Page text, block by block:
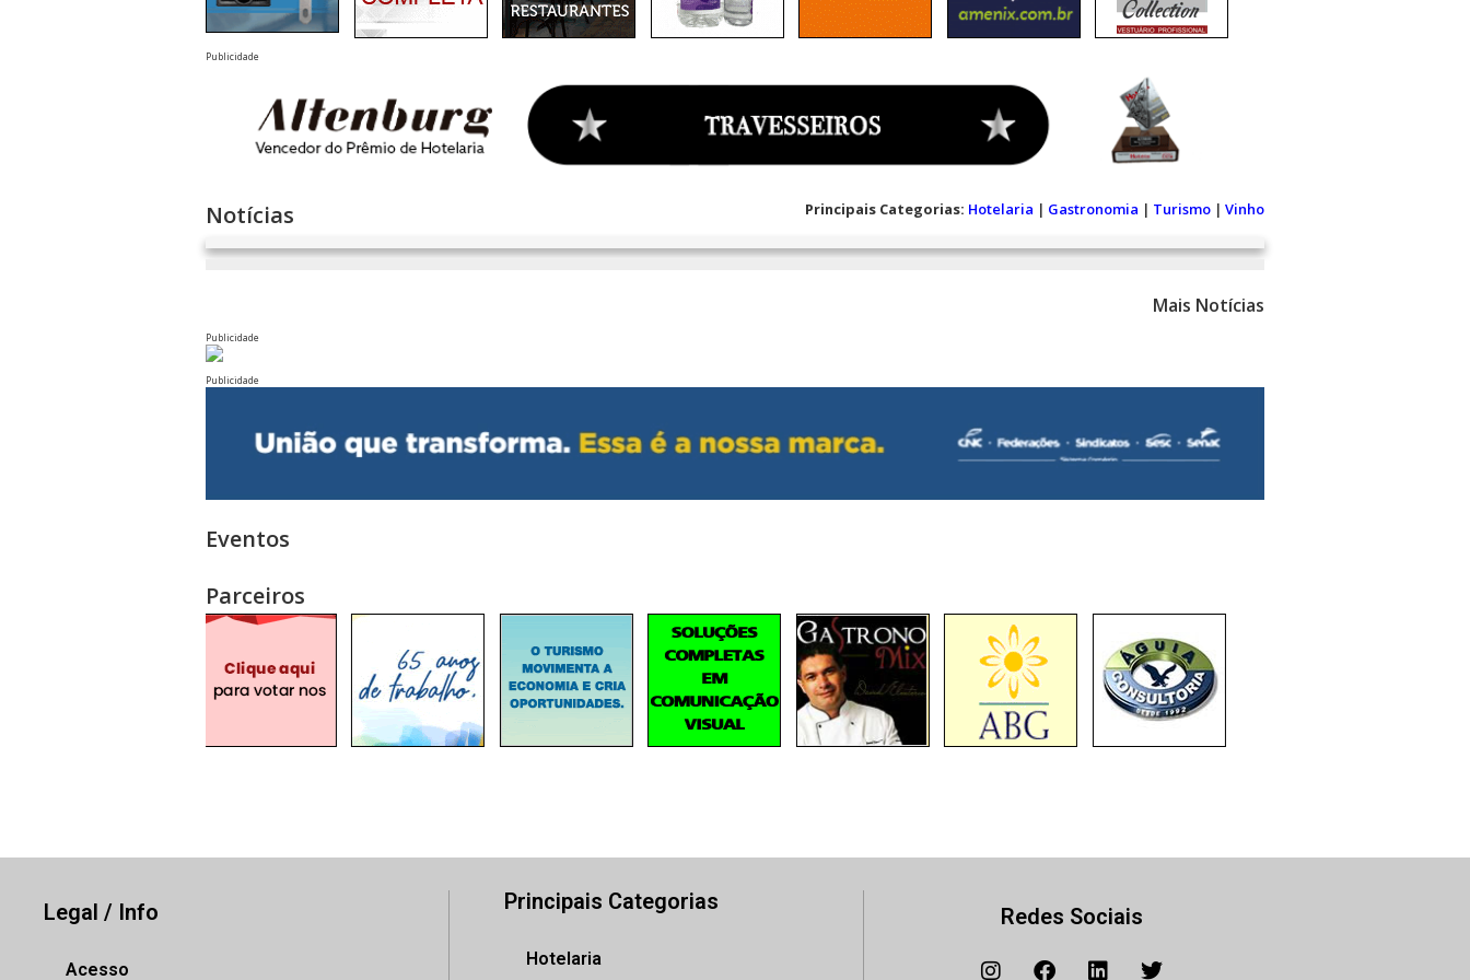
Publicidade
Notícias Principais Categorias: Hotelaria | Gastronomia | Turismo | Vinho
Mais Notícias
Publicidade
Publicidade
Eventos
Parceiros
Legal / Info
Acesso
Principais Categorias
Hotelaria
Redes Sociais